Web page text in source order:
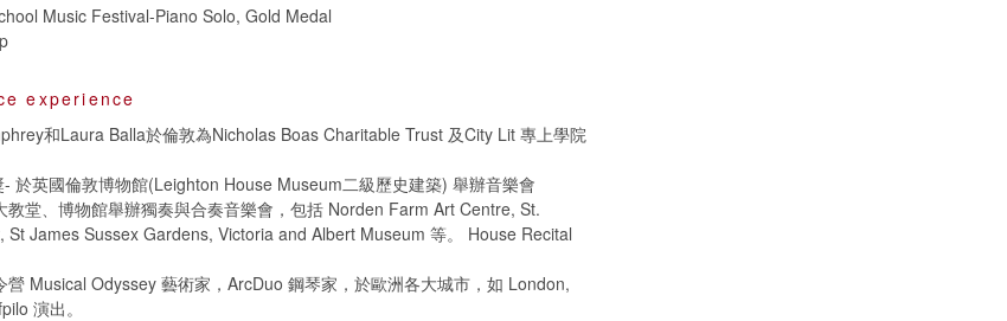
Music Festival-Piano Solo, Gold Medal
experience
和Laura Balla於倫敦為Nicholas Boas Charitable Trust 及City Lit 專上學院
於英國倫敦博物館(Leighton House Museum二級歷史建築) 舉辦音樂會
教堂、博物館舉辦獨奏與合奏音樂會，包括 Norden Farm Art Centre, St.
St James Sussex Gardens, Victoria and Albert Museum 等。 House Recital
營 Musical Odyssey 藝術家，ArcDuo 鋼琴家，於歐洲各大城市，如 London,
演出。